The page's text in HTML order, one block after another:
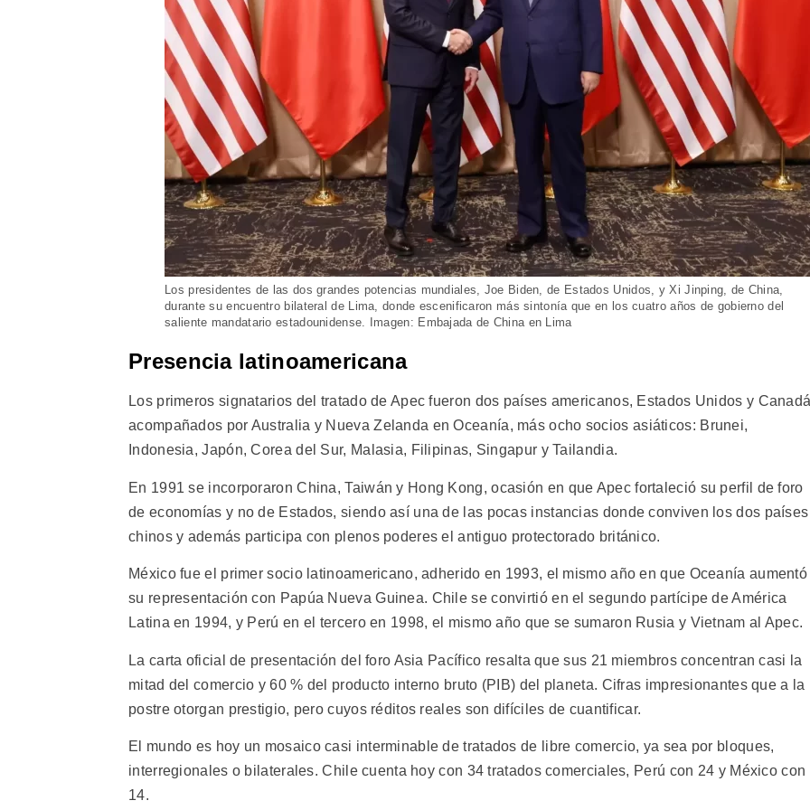
Los presidentes de las dos grandes potencias mundiales, Joe Biden, de Estados Unidos, y Xi Jinping, de China,
durante su encuentro bilateral de Lima, donde escenificaron más sintonía que en los cuatro años de gobierno del
saliente mandatario estadounidense. Imagen: Embajada de China en Lima
Presencia latinoamericana
Los primeros signatarios del tratado de Apec fueron dos países americanos, Estados Unidos y
acompañados por Australia y Nueva Zelanda en Oceanía, más ocho socios asiáticos: Brunei,
Indonesia, Japón, Corea del Sur, Malasia, Filipinas, Singapur y Tailandia.
En 1991 se incorporaron China, Taiwán y Hong Kong, ocasión en que Apec fortaleció su perfil de foro
de economías y no de Estados, siendo así una de las pocas instancias donde conviven los dos países
chinos y además participa con plenos poderes el antiguo protectorado británico.
México fue el primer socio latinoamericano, adherido en 1993, el mismo año en que Oceanía aumentó
su representación con Papúa Nueva Guinea. Chile se convirtió en el segundo partícipe de América
Latina en 1994, y Perú en el tercero en 1998, el mismo año que se sumaron Rusia y Vietnam al Apec.
La carta oficial de presentación del foro Asia Pacífico resalta que sus 21 miembros concentran casi la
mitad del comercio y 60 % del producto interno bruto (PIB) del planeta. Cifras impresionantes que a la
postre otorgan prestigio, pero cuyos réditos reales son difíciles de cuantificar.
El mundo es hoy un mosaico casi interminable de tratados de libre comercio, ya sea por bloques,
interregionales o bilaterales. Chile cuenta hoy con 34 tratados comerciales, Perú con 24 y México con
14.